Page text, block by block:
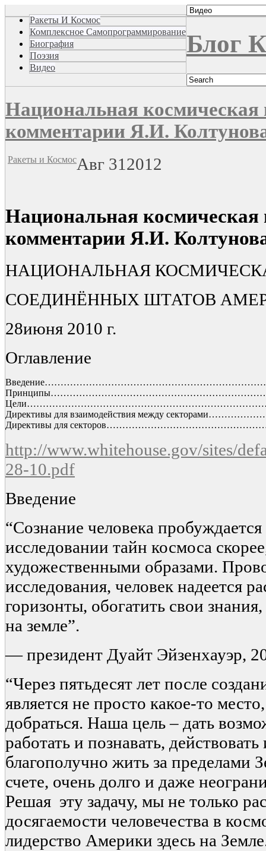
Ракеты И Космос
Комплексное Самопрограммирование
Биография
Поэзия
Видео
Блог
Национальная
комментарии Я.И.
Ракеты и КосмосАвг 31 2012
Национальная
комментарии Я.И.
НАЦИОНАЛЬНАЯ
СОЕДИНЁННЫХ ШТАТОВ
28июня 2010 г.
Оглавление
Директивы для взаимодействия между
Директивы для
http://www.whitehouse.gov/sites/
28-10.pdf
Введение
“Сознание человека
исследовании тайн космоса
художественными образами.
исследования, человек надеется
горизонты, обогатить свои
на земле”.
— президент Дуайт Эйзенхауэр,
“Через пятьдесят лет после
является не просто какое-то
добраться. Наша цель – дать
работать и познавать,
благополучно жить за пределами
счете, очень долго и даже
Решая эту задачу, мы не только
досягаемости человечества в
лидерство Америки здесь на